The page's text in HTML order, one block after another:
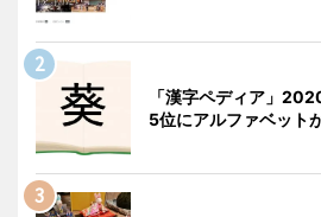
「漢字ペディア」
5位にアルファベット